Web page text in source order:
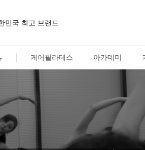
민국 최고 브랜드
케어필라테스 아카데미